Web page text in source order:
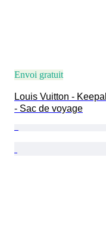
Envoi gratuit
Louis Vuitton -
- Sac de voyage